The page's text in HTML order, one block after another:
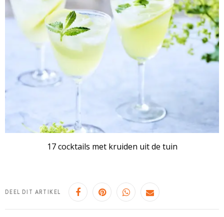
17 cocktails met kruiden uit de tuin
DEEL DIT ARTIKEL